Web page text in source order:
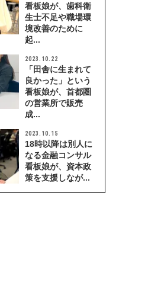
看板娘が、歯科衛
生士不足や職場環
境改善のために
起...
2023.10.22
「田舎に生まれて
良かった」という
看板娘が、首都圏
の営業所で販売
成...
2023.10.15
18時以降は別人に
なる金融コンサル
看板娘が、資本政
策を支援しなが...